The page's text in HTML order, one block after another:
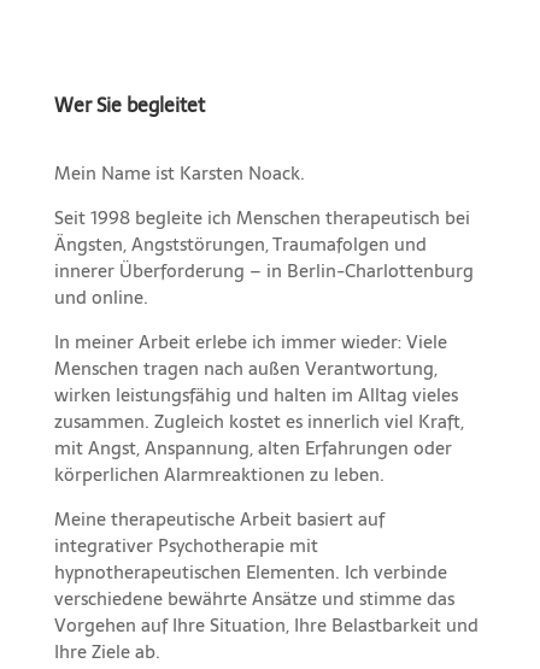
Wer Sie begleitet
Mein Name ist Karsten Noack.
Seit 1998 begleite ich Menschen therapeutisch bei
Ängsten, Angststörungen, Traumafolgen und
innerer Überforderung – in Berlin-Charlottenburg
und online.
In meiner Arbeit erlebe ich immer wieder: Viele
Menschen tragen nach außen Verantwortung,
wirken leistungsfähig und halten im Alltag vieles
zusammen. Zugleich kostet es innerlich viel Kraft,
mit Angst, Anspannung, alten Erfahrungen oder
körperlichen Alarmreaktionen zu leben.
Meine therapeutische Arbeit basiert auf
integrativer Psychotherapie mit
hypnotherapeutischen Elementen. Ich verbinde
verschiedene bewährte Ansätze und stimme das
Vorgehen auf Ihre Situation, Ihre Belastbarkeit und
Ihre Ziele ab.